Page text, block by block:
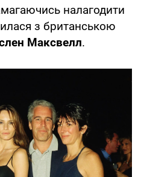
налагодити
з британською
Максвелл.